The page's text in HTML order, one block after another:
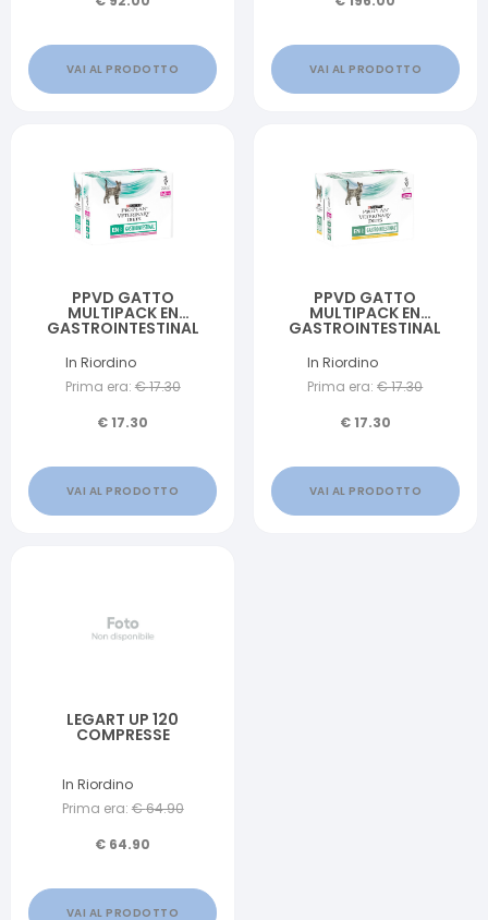
VAI AL PRODOTTO VAI AL PRODOTTO
PPVD GATTO
MULTIPACK EN
GASTROINTESTINAL
In Riordino
Prima era: €17.30
€17.30
VAI AL PRODOTTO
PPVD GATTO
MULTIPACK EN
GASTROINTESTINAL
In Riordino
Prima era: €17.30
€17.30
VAI AL PRODOTTO
LEGART UP 120
COMPRESSE
In Riordino
Prima era: €64.90
€ 64.90
VAI AL PRODOTTO